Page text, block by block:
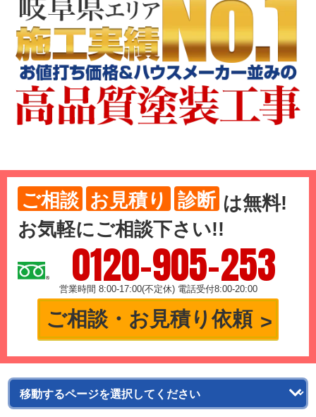
ご相談 お見積り 診断 は無料!
お気軽にご相談下さい!!
0120-905-253
営業時間 8:00-17:00(不定休) 電話受付8:00-20:00
ご相談・お見積り依頼